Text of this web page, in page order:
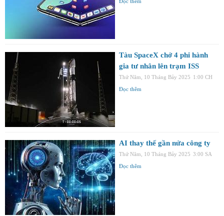
Tàu SpaceX chở 4 phi hành
gia tư nhân lên trạm ISS
Thứ Năm, 10 Tháng Bảy 2025 1:00 CH
Đọc thêm
AI thay thế gần nửa công ty
Thứ Năm, 10 Tháng Bảy 2025 3:00 SA
Đọc thêm